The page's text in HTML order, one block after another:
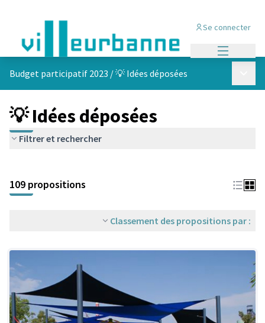
Se connecter
Budget participatif 2023 /💡 Idées déposées
💡 Idées déposées
Filtrer et rechercher
+
−
109 propositions
Classement des propositions par :